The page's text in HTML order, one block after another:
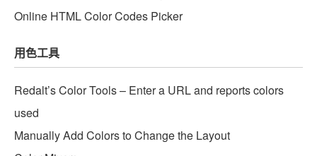
Online HTML Color Codes Picker
用色工具
Redalt’s Color Tools – Enter a URL and reports colors
used
Manually Add Colors to Change the Layout